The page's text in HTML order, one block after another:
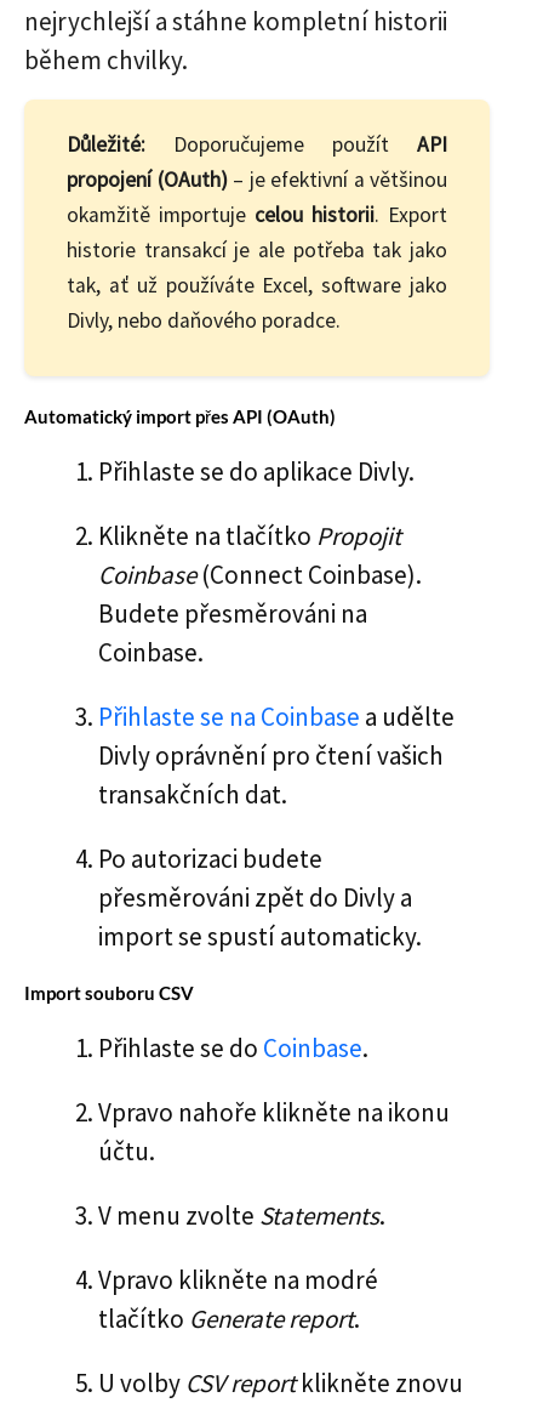
nejrychlejší a stáhne kompletní historii
během chvilky.
Důležité: Doporučujeme použít API
propojení (OAuth)– je efektivní a většinou
okamžitě importuje celou historii. Export
historie transakcí je ale potřeba tak jako
tak, ať už používáte Excel, software jako
Divly, nebo daňového poradce.
Automatický import přes API (OAuth)
Přihlaste se do aplikace Divly.
Klikněte na tlačítko Propojit
Coinbase(Connect Coinbase).
Budete přesměrováni na
Coinbase.
Přihlaste se na Coinbase a udělte
Divly oprávnění pro čtení vašich
transakčních dat.
Po autorizaci budete
přesměrováni zpět do Divly a
import se spustí automaticky.
Import souboru CSV
Přihlaste se do Coinbase.
Vpravo nahoře klikněte na ikonu
účtu.
V menu zvolte Statements.
Vpravo klikněte na modré
tlačítko Generate report.
U volby CSV reportklikněte znovu